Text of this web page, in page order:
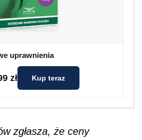
uprawnienia
zł Kup teraz
zgłasza, że ceny